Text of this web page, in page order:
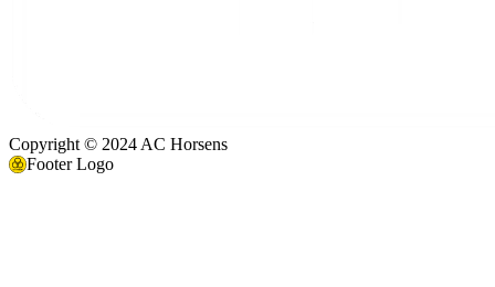
Copyright © 2024 AC Horsens
Footer Logo